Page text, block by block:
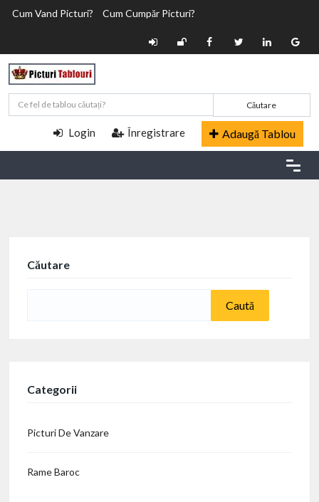
Cum Vand Picturi? Cum Cumpăr Picturi?
Căutare
Login Înregistrare Adaugă Tablou
Căutare
Categorii
Picturi De Vanzare
Rame Baroc